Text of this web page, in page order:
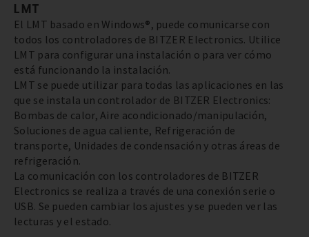
LMT
El LMT basado en Windows®, puede comunicarse con
todos los controladores de BITZER Electronics. Utilice
LMT para configurar una instalación o para ver cómo
está funcionando la instalación.
LMT se puede utilizar para todas las aplicaciones en las
que se instala un controlador de BITZER Electronics:
Bombas de calor, Aire acondicionado/manipulación,
Soluciones de agua caliente, Refrigeración de
transporte, Unidades de condensación y otras áreas de
refrigeración.
La comunicación con los controladores de BITZER
Electronics se realiza a través de una conexión serie o
USB. Se pueden cambiar los ajustes y se pueden ver las
lecturas y el estado.